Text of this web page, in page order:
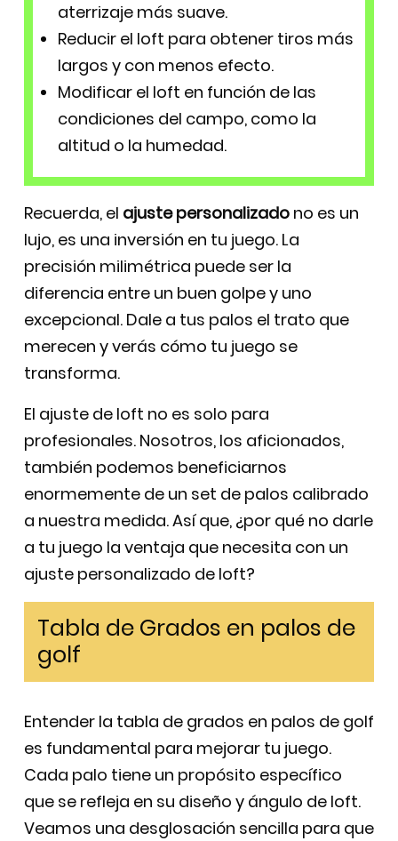
aterrizaje más suave.
Reducir el loft para obtener tiros más
largos y con menos efecto.
Modificar el loft en función de las
condiciones del campo, como la
altitud o la humedad.
Recuerda, el ajuste personalizado no es un
lujo, es una inversión en tu juego. La
precisión milimétrica puede ser la
diferencia entre un buen golpe y uno
excepcional. Dale a tus palos el trato que
merecen y verás cómo tu juego se
transforma.
El ajuste de loft no es solo para
profesionales. Nosotros, los aficionados,
también podemos beneficiarnos
enormemente de un set de palos calibrado
a nuestra medida. Así que, ¿por qué no darle
a tu juego la ventaja que necesita con un
ajuste personalizado de loft?
Tabla de Grados en palos de
golf
Entender la tabla de grados en palos de golf
es fundamental para mejorar tu juego.
Cada palo tiene un propósito específico
que se refleja en su diseño y ángulo de loft.
Veamos una desglosación sencilla para que